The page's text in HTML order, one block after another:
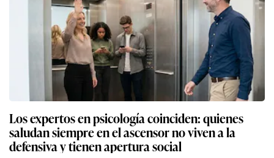
Los expertos en psicología coinciden: quienes
saludan siempre en el ascensor no viven a la
defensiva y tienen apertura social